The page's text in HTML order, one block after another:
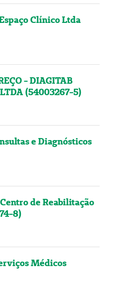
Clínico Ltda
- DIAGITAB
(54003267-5)
e Diagnósticos
de Reabilitação
8)
Médicos